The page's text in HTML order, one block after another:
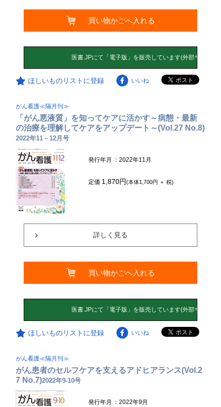
買い物かごへ入れる
ほしいものリストに登録 いいね
がん看護≪隔月刊≫
「がん悪液質」を知ってケアに活かす～病態・最新
の治療を理解してケアをアップデート～(Vol.27 No.8)
2022年11－12月号
発行年月 ：2022年11月
定価 1,870円(本体1,700円 ＋ 税)
詳しく見る
買い物かごへ入れる
ほしいものリストに登録 いいね
がん看護≪隔月刊≫
がん患者のセルフケアを支えるアドヒアランス(Vol.2
7 No.7)2022年9-10号
発行年月 ：2022年9月